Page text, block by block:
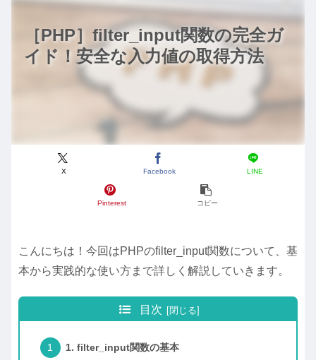
［PHP］filter_input関数の完全ガ
イド！安全な入力値の取得方法
X Facebook LINE
Pinterest コピー
こんにちは！今回はPHPのfilter_input関数について、基
本から実践的な使い方まで詳しく解説していきます。
目次
1. filter_input関数の基本